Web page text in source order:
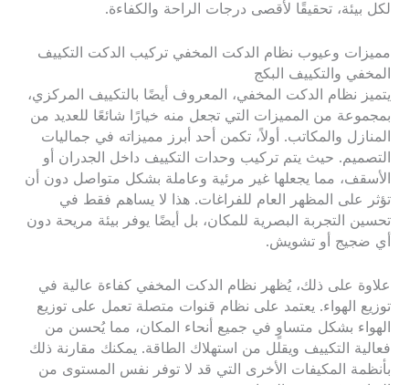
لكل بيئة، تحقيقًا لأقصى درجات الراحة والكفاءة.
مميزات وعيوب نظام الدكت المخفي تركيب الدكت التكييف
المخفي والتكييف البكج
يتميز نظام الدكت المخفي، المعروف أيضًا بالتكييف المركزي،
بمجموعة من المميزات التي تجعل منه خيارًا شائعًا للعديد من
المنازل والمكاتب. أولاً، تكمن أحد أبرز مميزاته في جماليات
التصميم. حيث يتم تركيب وحدات التكييف داخل الجدران أو
الأسقف، مما يجعلها غير مرئية وعاملة بشكل متواصل دون أن
تؤثر على المظهر العام للفراغات. هذا لا يساهم فقط في
تحسين التجربة البصرية للمكان، بل أيضًا يوفر بيئة مريحة دون
أي ضجيج أو تشويش.
علاوة على ذلك، يُظهر نظام الدكت المخفي كفاءة عالية في
توزيع الهواء. يعتمد على نظام قنوات متصلة تعمل على توزيع
الهواء بشكل متساوٍ في جميع أنحاء المكان، مما يُحسن من
فعالية التكييف ويقلل من استهلاك الطاقة. يمكنك مقارنة ذلك
بأنظمة المكيفات الأخرى التي قد لا توفر نفس المستوى من